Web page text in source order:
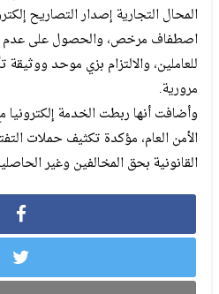
المحال التجارية إصدار التصاريح
اصطفاف مرخص، والحصول على عدم
للعاملين، والالتزام بزي موحد
مرورية.
وأضافت أنها ربطت الخدمة إلكترونيا
الأمن العام، مؤكدة تكثيف حملات
القانونية بحق المخالفين وغير